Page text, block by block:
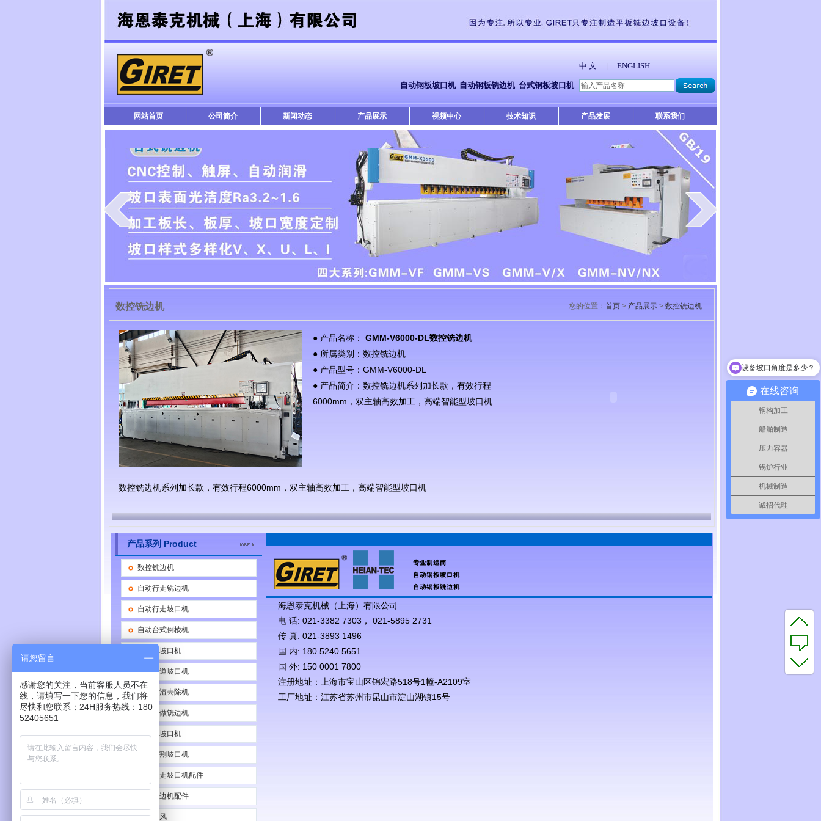
中 文 ENGLISH
自动钢板坡口机 自动钢板铣边机 台式钢板坡口机
网站首页 公司简介 新闻动态 产品展示 视频中心 技术知识 产品发展 联系我们
数控铣边机 您的位置： 首页 > 产品展示 > 数控铣边机
● 产品名称：
GMM-V6000-DL数控铣边机
● 所属类别：数控铣边机
● 产品型号：GMM-V6000-DL
● 产品简介：数控铣边机系列加长款，有效行程
6000mm，双主轴高效加工，高端智能型坡口机
数控铣边机系列加长款，有效行程6000mm，双主轴高效加工，高端智能型坡口机
产品系列 Product
数控铣边机
自动行走铣边机
自动行走坡口机
自动台式倒棱机
通过式坡口机
自动管道坡口机
自动挂渣去除机
非标定做铣边机
便携式坡口机
管道切割坡口机
自动行走坡口机配件
数控铣边机配件
车间采风
海恩泰克机械（上海）有限公司
电 话: 021-3382 7303， 021-5895 2731
传 真: 021-3893 1496
国 内: 180 5240 5651
国 外: 150 0001 7800
注册地址：上海市宝山区锦宏路518号1幢-A2109室
工厂地址：江苏省苏州市昆山市淀山湖镇15号
在线咨询
钢构加工
船舶制造
压力容器
锅炉行业
机械制造
诚招代理
设备坡口角度是多少？
请您留言
感谢您的关注，当前客服人员不在
线，请填写一下您的信息，我们将
尽快和您联系；24H服务热线：180
52405651